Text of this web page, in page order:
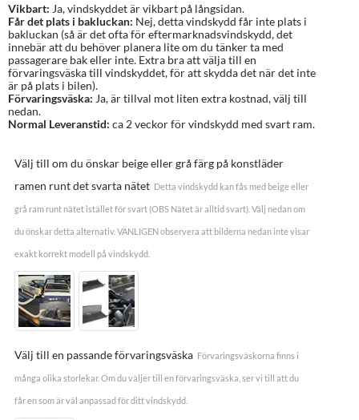
Vikbart: Ja, vindskyddet är vikbart på långsidan.
Får det plats i bakluckan: Nej, detta vindskydd får inte plats i
bakluckan (så är det ofta för eftermarknadsvindskydd, det
innebär att du behöver planera lite om du tänker ta med
passagerare bak eller inte. Extra bra att välja till en
förvaringsväska till vindskyddet, för att skydda det när det inte
är på plats i bilen).
Förvaringsväska: Ja, är tillval mot liten extra kostnad, välj till
nedan.
Normal Leveranstid: ca 2 veckor för vindskydd med svart ram.
Välj till om du önskar beige eller grå färg på konstläder
ramen runt det svarta nätet Detta vindskydd kan fås med beige eller
grå ram runt nätet istället för svart (OBS Nätet är alltid svart). Välj nedan om
du önskar detta alternativ. VÄNLIGEN observera att bilderna nedan inte visar
exakt korrekt modell på vindskydd.
Välj till en passande förvaringsväska Förvaringsväskorna finns i
många olika storlekar. Om du väljer till en förvaringsväska, ser vi till att du
får en som är väl anpassad för ditt vindskydd.